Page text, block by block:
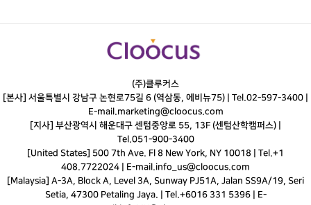
(주)클루커스
[본사] 서울특별시 강남구 논현로75길 6 (역삼동, 에비뉴75) | Tel.02-597-3400
E-mail.marketing@cloocus.com
[지사] 부산광역시 해운대구 센텀중앙로 55, 13F (센텀산학캠퍼스) |
Tel.051-900-3400
[United States] 500 7th Ave. Fl 8 New York, NY 10018 | Tel.+1
408.7722024 | E-mail.info_us@cloocus.com
[Malaysia] A-3A, Block A, Level 3A, Sunway PJ51A, Jalan SS9A/19, Seri
Setia, 47300 Petaling Jaya. | Tel.+6016 331 5396 | E-